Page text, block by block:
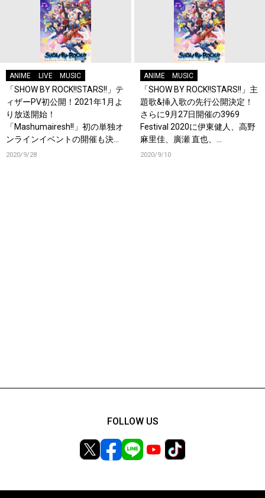
ANIME LIVE MUSIC
「SHOW BY ROCK!!STARS!!」テ
ィザーPV初公開！2021年1月よ
り放送開始！
「Mashumairesh!!」初の単独オ
ンラインイベントの開催も決
定！
2020/9/28
ANIME MUSIC
「SHOW BY ROCK!!STARS!!」主
題歌&挿入歌の先行公開決定！
さらに9月27日開催の3969
Festival 2020に伊東健人、高野
麻里佳、廣瀬 直也、
SILHOUETTE FROM THE SKYLIT
2020/9/10
FOLLOW US